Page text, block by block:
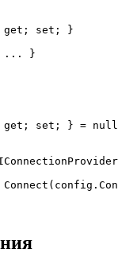
get; set; }
... }
set; } =